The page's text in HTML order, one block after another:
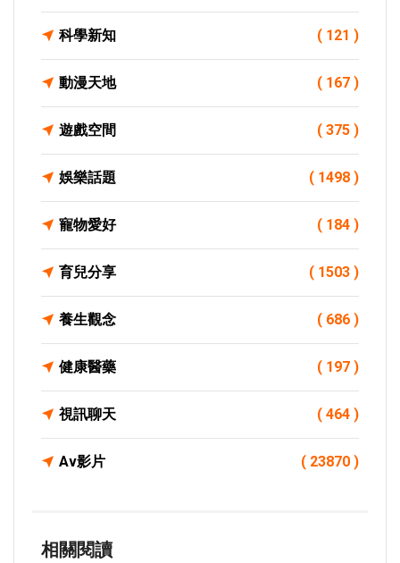
科學新知 ( 121 )
動漫天地 ( 167 )
遊戲空間 ( 375 )
娛樂話題 ( 1498 )
寵物愛好 ( 184 )
育兒分享 ( 1503 )
養生觀念 ( 686 )
健康醫藥 ( 197 )
視訊聊天 ( 464 )
Av影片 ( 23870 )
相關閱讀